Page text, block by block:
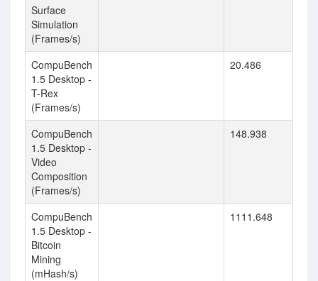
Surface
Simulation
(Frames/s)
CompuBench
1.5 Desktop -
T-Rex
(Frames/s)
20.486
CompuBench
1.5 Desktop -
Video
Composition
(Frames/s)
148.938
CompuBench
1.5 Desktop -
Bitcoin
Mining
(mHash/s)
1111.648